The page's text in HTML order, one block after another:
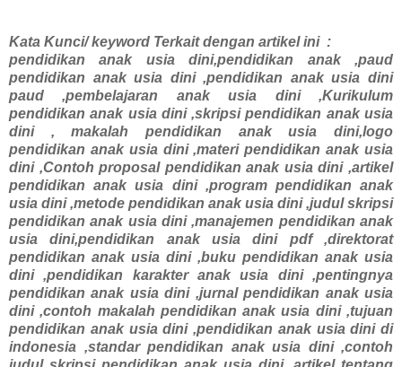
Kata Kunci/ keyword Terkait dengan artikel ini :
pendidikan anak usia dini,pendidikan anak ,paud
pendidikan anak usia dini ,pendidikan anak usia dini
paud ,pembelajaran anak usia dini ,Kurikulum
pendidikan anak usia dini ,skripsi pendidikan anak usia
dini , makalah pendidikan anak usia dini,logo
pendidikan anak usia dini ,materi pendidikan anak usia
dini ,Contoh proposal pendidikan anak usia dini ,artikel
pendidikan anak usia dini ,program pendidikan anak
usia dini ,metode pendidikan anak usia dini ,judul skripsi
pendidikan anak usia dini ,manajemen pendidikan anak
usia dini,pendidikan anak usia dini pdf ,direktorat
pendidikan anak usia dini ,buku pendidikan anak usia
dini ,pendidikan karakter anak usia dini ,pentingnya
pendidikan anak usia dini ,jurnal pendidikan anak usia
dini ,contoh makalah pendidikan anak usia dini ,tujuan
pendidikan anak usia dini ,pendidikan anak usia dini di
indonesia ,standar pendidikan anak usia dini ,contoh